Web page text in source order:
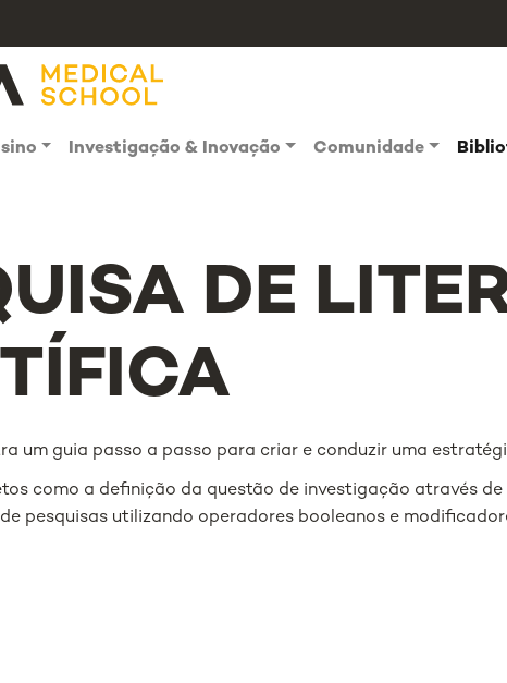
Investigação & Inovação Comunidade
DE
um guia passo a passo para criar e conduzir uma
como a definição da questão de investigação através
pesquisas utilizando operadores booleanos e